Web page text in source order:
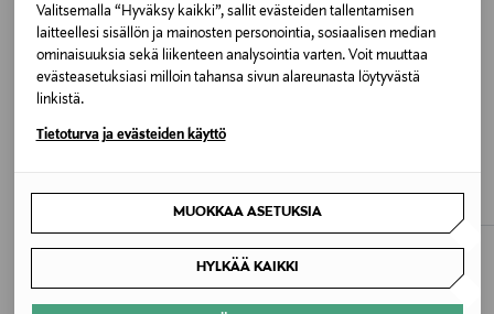
Valitsemalla “Hyväksy kaikki”, sallit evästeiden tallentamisen
laitteellesi sisällön ja mainosten personointia, sosiaalisen median
ominaisuuksia sekä liikenteen analysointia varten. Voit muuttaa
evästeasetuksiasi milloin tahansa sivun alareunasta löytyvästä
linkistä.
Tietoturva ja evästeiden käyttö
MUOKKAA ASETUKSIA
HYLKÄÄ KAIKKI
Väri
LIGHT BLUE
Valmistajan tuotenumero
ALE –60%
Discounted Price
55,60 €